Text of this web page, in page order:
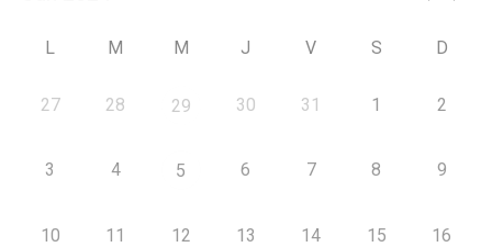
L M M J V S D
27 28 29 30 31 1 2
3 4 5 6 7 8 9
10 11 12 13 14 15 16